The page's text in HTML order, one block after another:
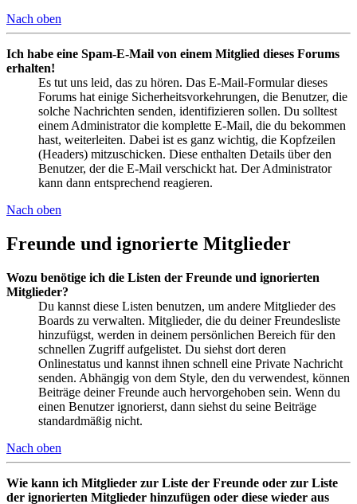
Nach oben
Ich habe eine Spam-E-Mail von einem Mitglied dieses Forums
erhalten!
Es tut uns leid, das zu hören. Das E-Mail-Formular dieses
Forums hat einige Sicherheitsvorkehrungen, die Benutzer, die
solche Nachrichten senden, identifizieren sollen. Du solltest
einem Administrator die komplette E-Mail, die du bekommen
hast, weiterleiten. Dabei ist es ganz wichtig, die Kopfzeilen
(Headers) mitzuschicken. Diese enthalten Details über den
Benutzer, der die E-Mail verschickt hat. Der Administrator
kann dann entsprechend reagieren.
Nach oben
Freunde und ignorierte Mitglieder
Wozu benötige ich die Listen der Freunde und ignorierten
Mitglieder?
Du kannst diese Listen benutzen, um andere Mitglieder des
Boards zu verwalten. Mitglieder, die du deiner Freundesliste
hinzufügst, werden in deinem persönlichen Bereich für den
schnellen Zugriff aufgelistet. Du siehst dort deren
Onlinestatus und kannst ihnen schnell eine Private Nachricht
senden. Abhängig von dem Style, den du verwendest, können
Beiträge deiner Freunde auch hervorgehoben sein. Wenn du
einen Benutzer ignorierst, dann siehst du seine Beiträge
standardmäßig nicht.
Nach oben
Wie kann ich Mitglieder zur Liste der Freunde oder zur Liste
der ignorierten Mitglieder hinzufügen oder diese wieder aus